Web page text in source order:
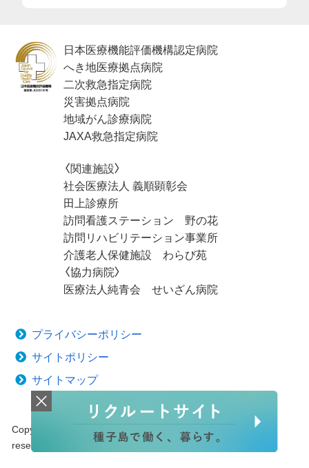
日本医療機能評価機構認定病院
へき地医療拠点病院
二次救急指定病院
災害拠点病院
地域がん診療病院
JAXA救急指定病院
〈関連施設〉
社会医療法人 義順顕彰会
田上診療所
訪問看護ステーション 野の花
訪問リハビリテーション事業所
介護老人保健施設 わらび苑
〈協力病院〉
医療法人純青会 せいざん病院
プライバシーポリシー
サイトポリシー
サイトマップ
Copyright © 2020 Tanegashima Medical Center. All rights
reserved.